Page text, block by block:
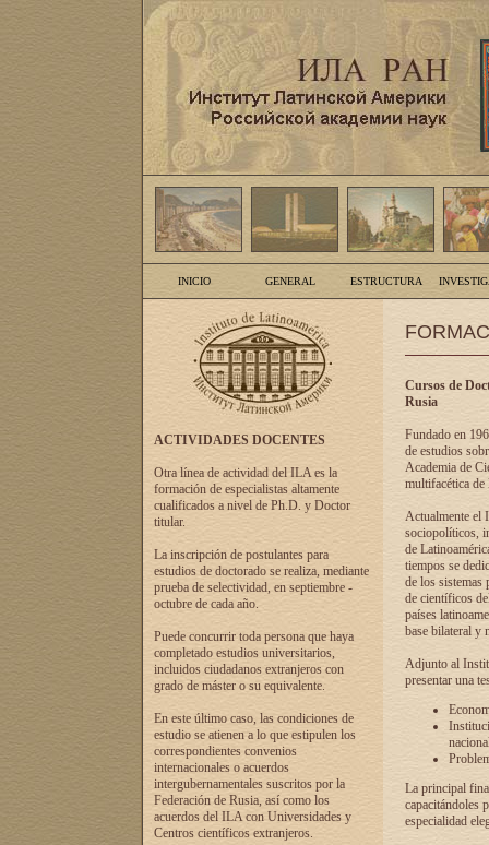
INICIO GENERAL ESTRUCTURA
ACTIVIDADES DOCENTES
Otra línea de actividad del ILA es la
formación de especialistas altamente
cualificados a nivel de Ph.D. y Doctor
titular.
La inscripción de postulantes para
estudios de doctorado se realiza, mediante
prueba de selectividad, en septiembre -
octubre de cada año.
Puede concurrir toda persona que haya
completado estudios universitarios,
incluidos ciudadanos extranjeros con
grado de máster o su equivalente.
En este último caso, las condiciones de
estudio se atienen a lo que estipulen los
correspondientes convenios
internacionales o acuerdos
intergubernamentales suscritos por la
Federación de Rusia, así como los
acuerdos del ILA con Universidades y
Centros científicos extranjeros.
Cursos de
Rusia
Fundado en
de estudios
Academia de
multifacética de
Actualmente el
sociopolíticos,
de
tiempos se
de los sistemas
de científicos
países
base bilateral y
Adjunto al
presentar una
La principal
capacitándoles
especialidad